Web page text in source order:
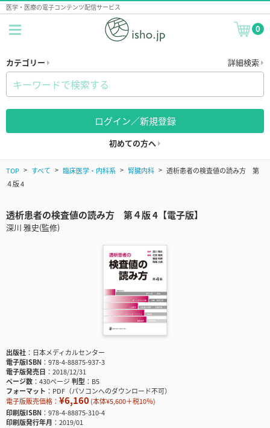
医学・医療の電子コンテンツ配信サービス
0
カテゴリー 詳細検索
ログイン／新規登録
初めての方へ
TOP すべて 臨床医学・内科系 腎臓内科
透析患者の検査値の読み方 第
４版 4
透析患者の検査値の読み方 第４版 4【電子版】
深川 雅史(監修)
出版社
日本メディカルセンター
電子版ISBN
978-4-88875-937-3
電子版発売日
2018/12/31
ページ数
430ページ判型
B5
フォーマット
PDF（パソコンへのダウンロード不可）
電子版販売価格： ¥6,160(本体¥5,600＋税10％)
印刷版ISBN
978-4-88875-310-4
印刷版発行年月
2019/01